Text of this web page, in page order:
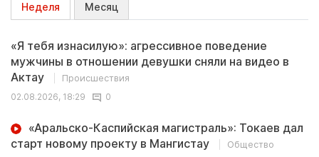
Неделя Месяц
«Я тебя изнасилую»: агрессивное поведение
мужчины в отношении девушки сняли на видео в
Актау
Происшествия
02.08.2026, 18:29
0
«Аральско-Каспийская магистраль»: Токаев дал
старт новому проекту в Мангистау
Общество